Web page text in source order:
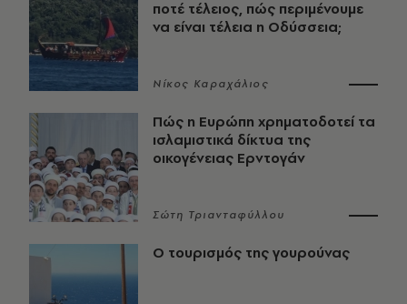
ποτέ τέλειος, πώς περιμένουμε
να είναι τέλεια η Οδύσσεια;
Νίκος Καραχάλιος
Πώς η Ευρώπη χρηματοδοτεί τα
ισλαμιστικά δίκτυα της
οικογένειας Ερντογάν
Σώτη Τριανταφύλλου
Ο τουρισμός της γουρούνας